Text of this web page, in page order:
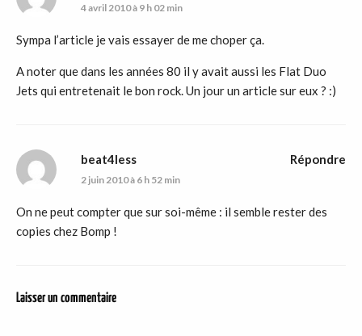
4 avril 2010 à 9 h 02 min
Sympa l’article je vais essayer de me choper ça.
A noter que dans les années 80 il y avait aussi les Flat Duo
Jets qui entretenait le bon rock. Un jour un article sur eux ? :)
beat4less
2 juin 2010 à 6 h 52 min
On ne peut compter que sur soi-même : il semble rester des
copies chez Bomp !
Répondre
Laisser un commentaire